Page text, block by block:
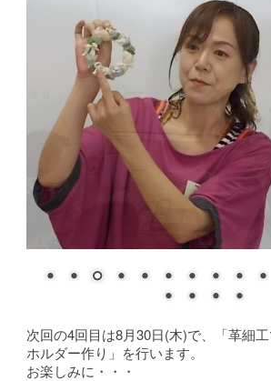
次回の4回目は8月30日(木)で、「革細
ホルダー作り」を行います。
お楽しみに・・・